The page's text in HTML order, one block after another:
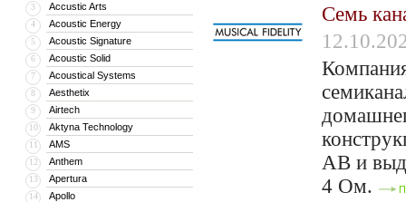
3 Accustic Arts
4 Acoustic Energy
5 Acoustic Signature
6 Acoustic Solid
7 Acoustical Systems
8 Aesthetix
9 Airtech
10 Aktyna Technology
11 AMS
12 Anthem
13 Apertura
14 Apollo
Семь
АВ и
4 Ом.